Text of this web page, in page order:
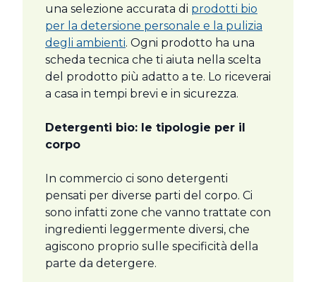
una selezione accurata di prodotti bio
per la detersione personale e la pulizia
degli ambienti. Ogni prodotto ha una
scheda tecnica che ti aiuta nella scelta
del prodotto più adatto a te. Lo riceverai
a casa in tempi brevi e in sicurezza.
Detergenti bio: le tipologie per il
corpo
In commercio ci sono detergenti
pensati per diverse parti del corpo. Ci
sono infatti zone che vanno trattate con
ingredienti leggermente diversi, che
agiscono proprio sulle specificità della
parte da detergere.